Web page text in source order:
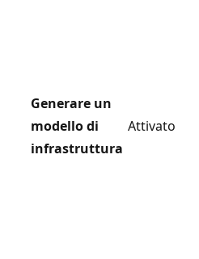
Generare un
modello di
infrastruttura
Attivato